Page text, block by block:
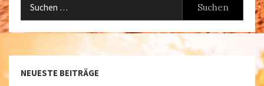
NEUESTE BEITRÄGE